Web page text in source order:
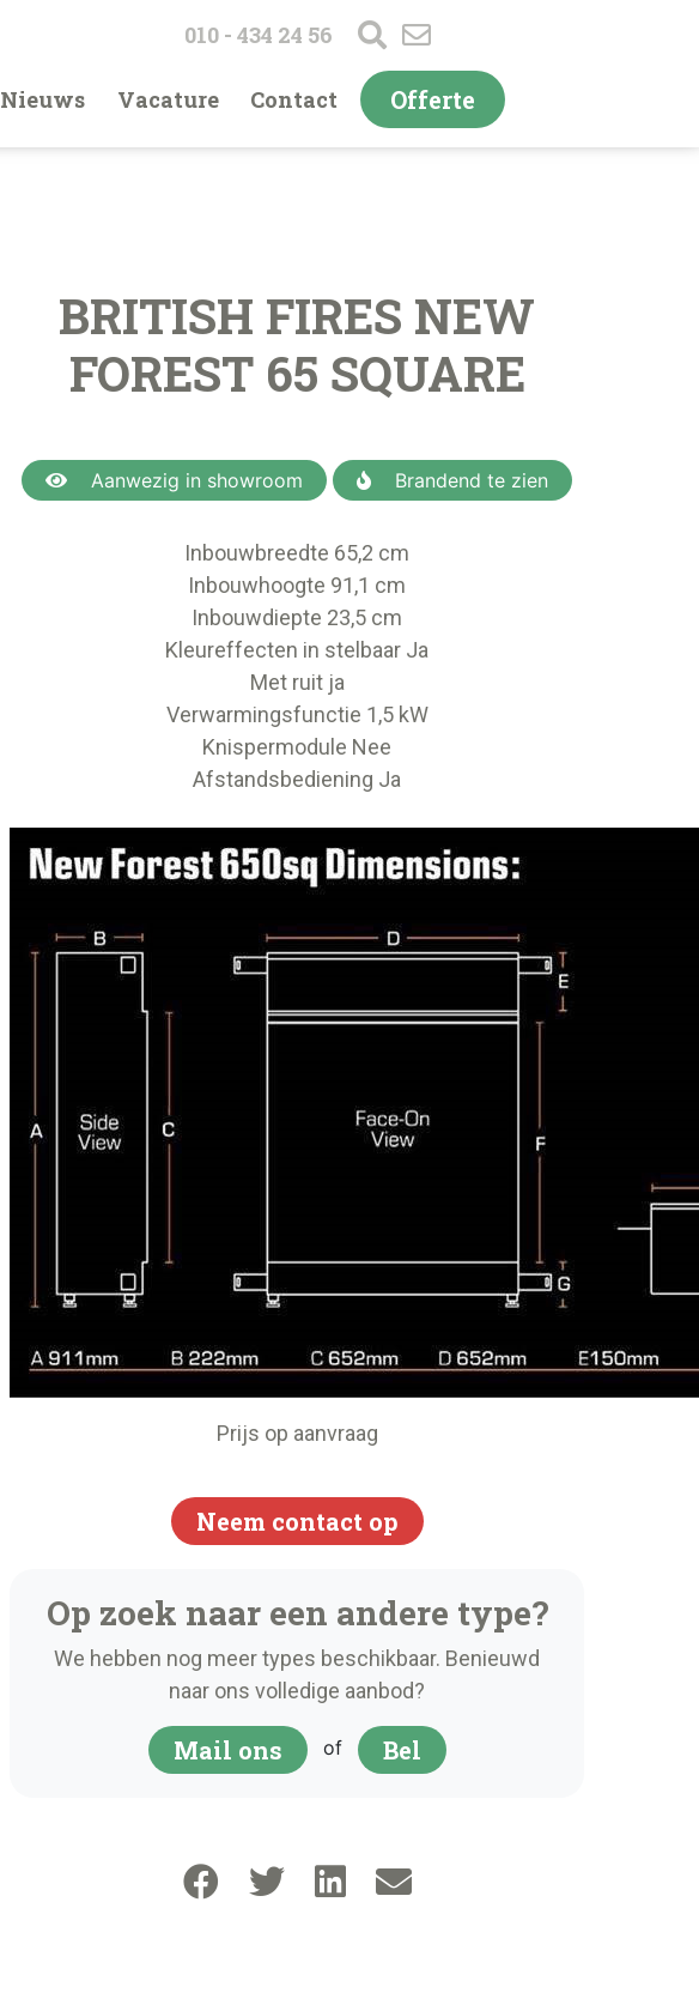
010 - 434 24 56
Nieuws Vacature Contact Offerte
BRITISH FIRES NEW
FOREST 65 SQUARE
Aanwezig in showroom Brandend te zien
Inbouwbreedte 65,2 cm
Inbouwhoogte 91,1 cm
Inbouwdiepte 23,5 cm
Kleureffecten in stelbaar Ja
Met ruit ja
Verwarmingsfunctie 1,5 kW
Knispermodule Nee
Afstandsbediening Ja
Prijs op aanvraag
Neem contact op
Op zoek naar een andere type?
We hebben nog meer types beschikbaar. Benieuwd
naar ons volledige aanbod?
Mail ons of Bel